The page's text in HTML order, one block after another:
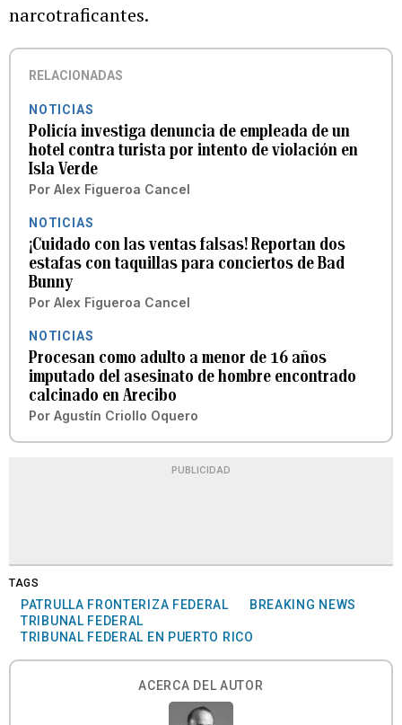
narcotraficantes.
RELACIONADAS
NOTICIAS
Policía investiga denuncia de empleada de un
hotel contra turista por intento de violación en
Isla Verde
Por Alex Figueroa Cancel
NOTICIAS
¡Cuidado con las ventas falsas! Reportan dos
estafas con taquillas para conciertos de Bad
Bunny
Por Alex Figueroa Cancel
NOTICIAS
Procesan como adulto a menor de 16 años
imputado del asesinato de hombre encontrado
calcinado en Arecibo
Por Agustín Criollo Oquero
PUBLICIDAD
TAGS
PATRULLA FRONTERIZA FEDERAL
BREAKING NEWS
TRIBUNAL FEDERAL
TRIBUNAL FEDERAL EN PUERTO RICO
ACERCA DEL AUTOR